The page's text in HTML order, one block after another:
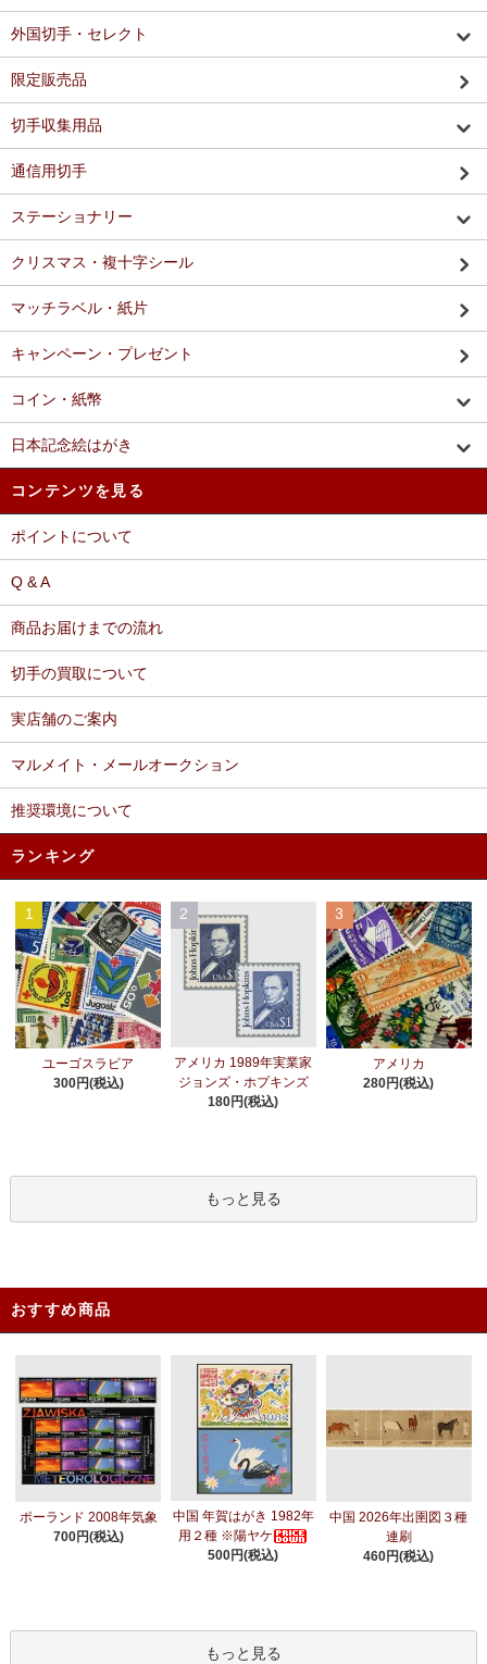
外国切手・セレクト
限定販売品
切手収集用品
通信用切手
ステーショナリー
クリスマス・複十字シール
マッチラベル・紙片
キャンペーン・プレゼント
コイン・紙幣
日本記念絵はがき
コンテンツを見る
ポイントについて
Q & A
商品お届けまでの流れ
切手の買取について
実店舗のご案内
マルメイト・メールオークション
推奨環境について
ランキング
1
ユーゴスラビア
300円(税込)
2
アメリカ 1989年実業家
ジョンズ・ホプキンズ
180円(税込)
3
アメリカ
280円(税込)
もっと見る
おすすめ商品
ポーランド 2008年気象
700円(税込)
中国 年賀はがき 1982年
用２種 ※陽ヤケ
500円(税込)
中国 2026年出圉図３種
連刷
460円(税込)
もっと見る